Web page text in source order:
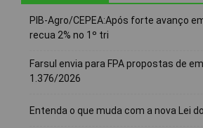
PIB-Agro/CEPEA:Após forte avanço
recua 2% no 1º tri
Farsul envia para FPA propostas de
1.376/2026
Entenda o que muda com a nova Lei